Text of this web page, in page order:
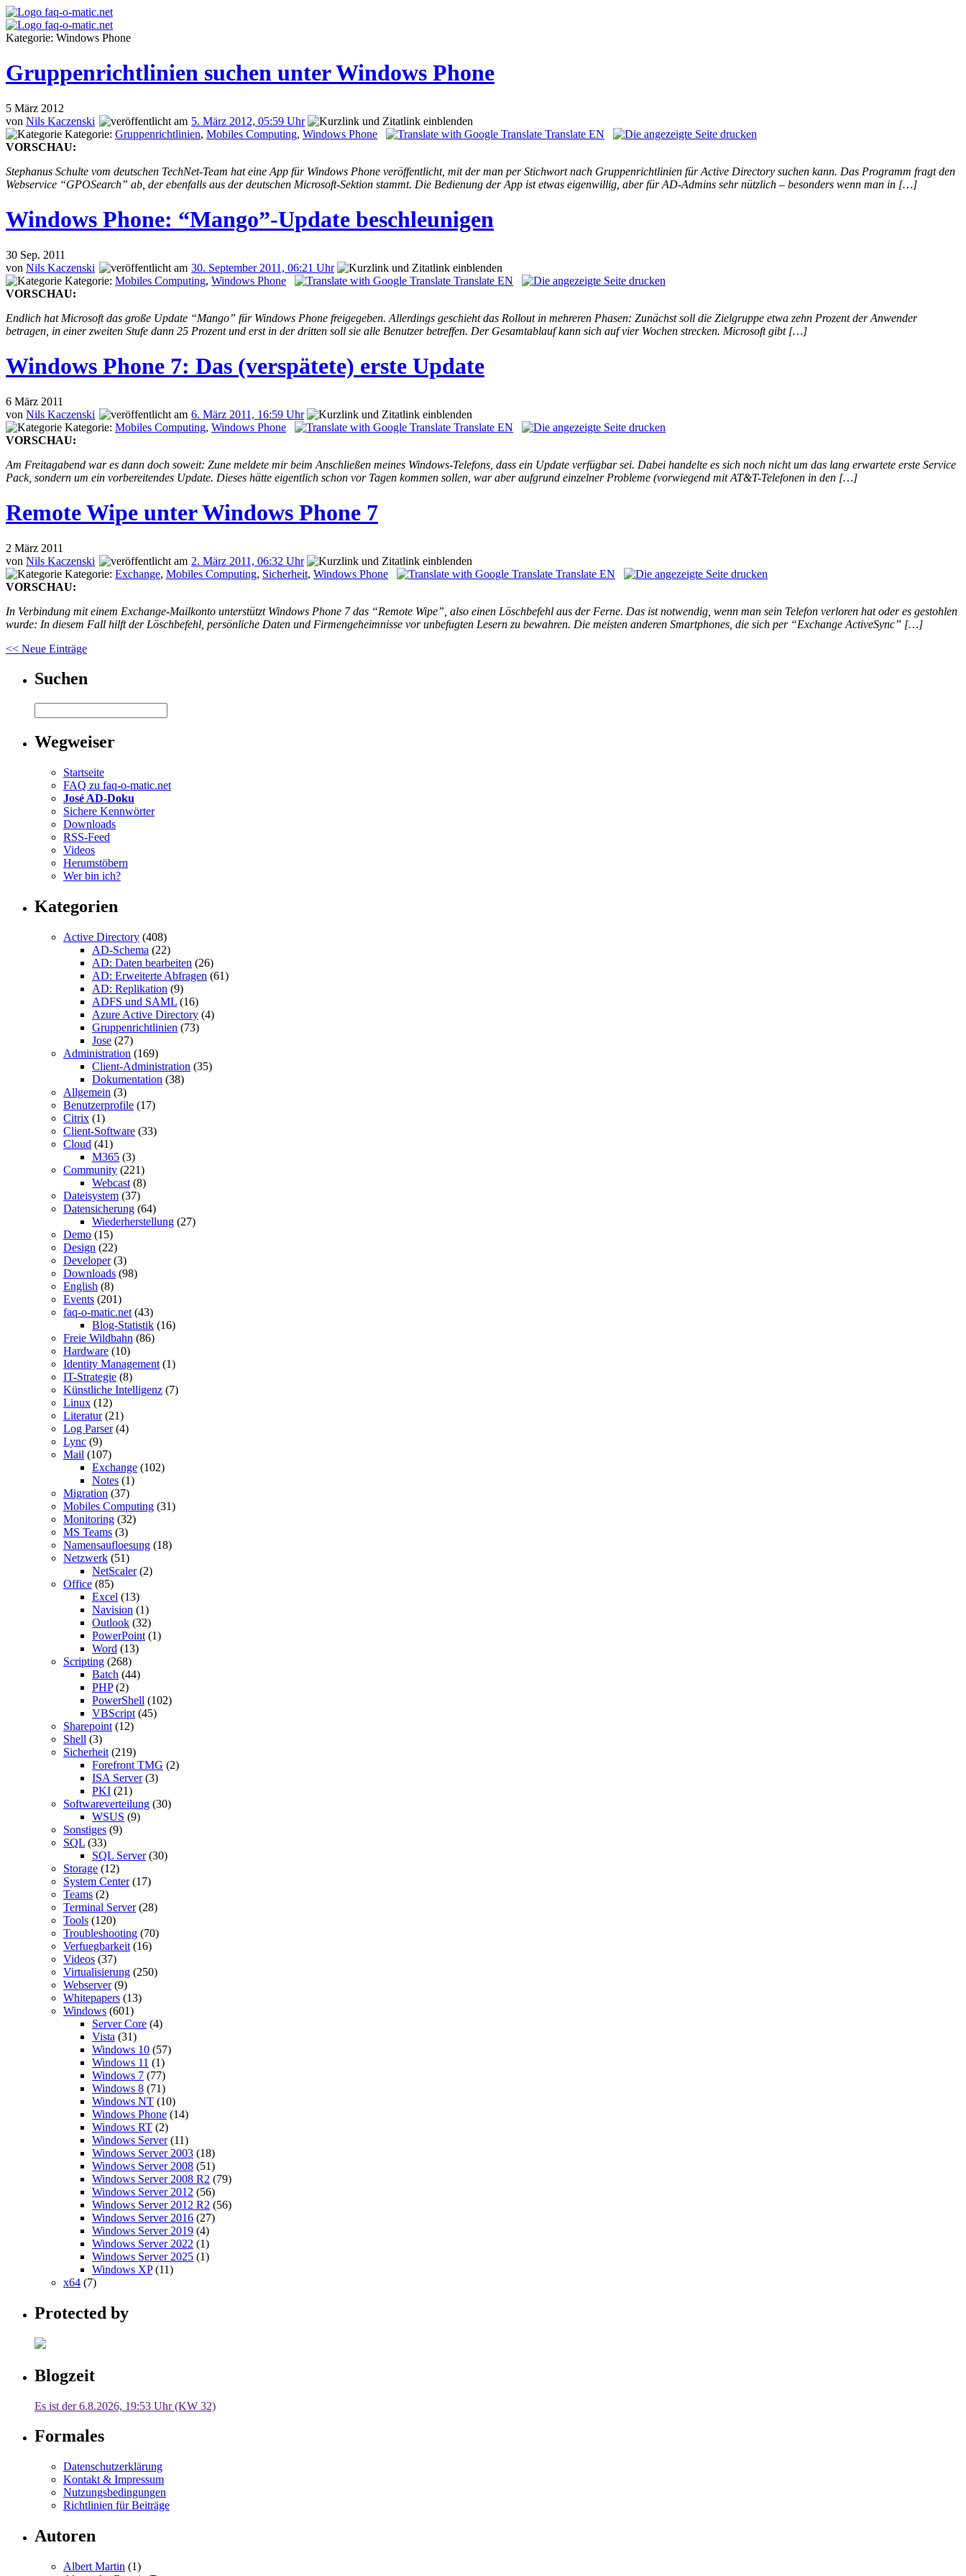
Kategorie: Windows Phone
Gruppenrichtlinien suchen unter Windows Phone
5 März 2012
von Nils Kaczenski
5. März 2012, 05:59 Uhr
Kategorie: Gruppenrichtlinien, Mobiles Computing, Windows Phone
Translate EN
VORSCHAU:
Stephanus Schulte vom deutschen TechNet-Team hat eine App für Windows Phone veröffentlicht, mit der man per Stichwort nach Gruppenrichtlinien für Active Directory suchen kann. Das Programm fragt den
Webservice “GPOSearch” ab, der ebenfalls aus der deutschen Microsoft-Sektion stammt. Die Bedienung der App ist etwas eigenwillig, aber für AD-Admins sehr nützlich – besonders wenn man in […]
Windows Phone: “Mango”-Update beschleunigen
30 Sep. 2011
von Nils Kaczenski
30. September 2011, 06:21 Uhr
Kategorie: Mobiles Computing, Windows Phone
Translate EN
VORSCHAU:
Endlich hat Microsoft das große Update “Mango” für Windows Phone freigegeben. Allerdings geschieht das Rollout in mehreren Phasen: Zunächst soll die Zielgruppe etwa zehn Prozent der Anwender
betragen, in einer zweiten Stufe dann 25 Prozent und erst in der dritten soll sie alle Benutzer betreffen. Der Gesamtablauf kann sich auf vier Wochen strecken. Microsoft gibt […]
Windows Phone 7: Das (verspätete) erste Update
6 März 2011
von Nils Kaczenski
6. März 2011, 16:59 Uhr
Kategorie: Mobiles Computing, Windows Phone
Translate EN
VORSCHAU:
Am Freitagabend war es dann doch soweit: Zune meldete mir beim Anschließen meines Windows-Telefons, dass ein Update verfügbar sei. Dabei handelte es sich noch nicht um das lang erwartete erste Service
Pack, sondern um ein vorbereitendes Update. Dieses hätte eigentlich schon vor Tagen kommen sollen, war aber aufgrund einzelner Probleme (vorwiegend mit AT&T-Telefonen in den […]
Remote Wipe unter Windows Phone 7
2 März 2011
von Nils Kaczenski
2. März 2011, 06:32 Uhr
Kategorie: Exchange, Mobiles Computing, Sicherheit, Windows Phone
Translate EN
VORSCHAU:
In Verbindung mit einem Exchange-Mailkonto unterstützt Windows Phone 7 das “Remote Wipe”, also einen Löschbefehl aus der Ferne. Das ist notwendig, wenn man sein Telefon verloren hat oder es gestohlen
wurde: In diesem Fall hilft der Löschbefehl, persönliche Daten und Firmengeheimnisse vor unbefugten Lesern zu bewahren. Die meisten anderen Smartphones, die sich per “Exchange ActiveSync” […]
<< Neue Einträge
Suchen
Wegweiser
Startseite
FAQ zu faq-o-matic.net
José AD-Doku
Sichere Kennwörter
Downloads
RSS-Feed
Videos
Herumstöbern
Wer bin ich?
Kategorien
Active Directory (408)
AD-Schema (22)
AD: Daten bearbeiten (26)
AD: Erweiterte Abfragen (61)
AD: Replikation (9)
ADFS und SAML (16)
Azure Active Directory (4)
Gruppenrichtlinien (73)
Jose (27)
Administration (169)
Client-Administration (35)
Dokumentation (38)
Allgemein (3)
Benutzerprofile (17)
Citrix (1)
Client-Software (33)
Cloud (41)
M365 (3)
Community (221)
Webcast (8)
Dateisystem (37)
Datensicherung (64)
Wiederherstellung (27)
Demo (15)
Design (22)
Developer(3)
Downloads (98)
English (8)
Events (201)
faq-o-matic.net (43)
Blog-Statistik (16)
Freie Wildbahn (86)
Hardware (10)
Identity Management (1)
IT-Strategie (8)
Künstliche Intelligenz (7)
Linux (12)
Literatur(21)
Log Parser(4)
Lync (9)
Mail (107)
Exchange (102)
Notes (1)
Migration (37)
Mobiles Computing (31)
Monitoring (32)
MS Teams (3)
Namensaufloesung (18)
Netzwerk (51)
NetScaler(2)
Office (85)
Excel (13)
Navision (1)
Outlook (32)
PowerPoint (1)
Word (13)
Scripting (268)
Batch (44)
PHP(2)
PowerShell (102)
VBScript (45)
Sharepoint (12)
Shell (3)
Sicherheit (219)
Forefront TMG (2)
ISA Server(3)
PKI (21)
Softwareverteilung (30)
WSUS (9)
Sonstiges (9)
SQL (33)
SQL Server(30)
Storage (12)
System Center(17)
Teams (2)
Terminal Server(28)
Tools (120)
Troubleshooting (70)
Verfuegbarkeit (16)
Videos (37)
Virtualisierung (250)
Webserver(9)
Whitepapers (13)
Windows (601)
Server Core (4)
Vista (31)
Windows 10 (57)
Windows 11 (1)
Windows 7 (77)
Windows 8 (71)
Windows NT (10)
Windows Phone (14)
Windows RT (2)
Windows Server(11)
Windows Server 2003 (18)
Windows Server 2008 (51)
Windows Server 2008 R2 (79)
Windows Server 2012 (56)
Windows Server 2012 R2 (56)
Windows Server 2016 (27)
Windows Server 2019 (4)
Windows Server 2022 (1)
Windows Server 2025 (1)
Windows XP(11)
x64 (7)
Protected by
Blogzeit
Es ist der 6.8.2026, 19:53 Uhr (KW 32)
Formales
Datenschutzerklärung
Kontakt & Impressum
Nutzungsbedingungen
Richtlinien für Beiträge
Autoren
Albert Martin (1)